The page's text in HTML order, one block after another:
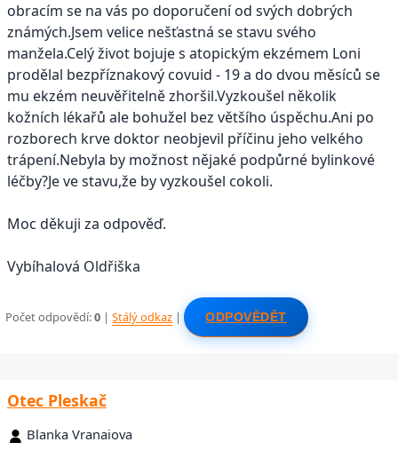
obracím se na vás po doporučení od svých dobrých
známých.Jsem velice nešťastná se stavu svého
manžela.Celý život bojuje s atopickým ekzémem Loni
prodělal bezpříznakový covuid - 19 a do dvou měsíců se
mu ekzém neuvěřitelně zhoršil.Vyzkoušel několik
kožních lékařů ale bohužel bez většího úspěchu.Ani po
rozborech krve doktor neobjevil příčinu jeho velkého
trápení.Nebyla by možnost nějaké podpůrné bylinkové
léčby?Je ve stavu,že by vyzkoušel cokoli.
Moc děkuji za odpověď.
Vybíhalová Oldřiška
Počet odpovědí:0 |Stálý odkaz | ODPOVĚDĚT
Otec Pleskač
Blanka Vranaiova